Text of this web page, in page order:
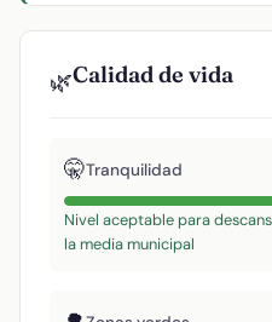
🌿Calidad de vida
🤫Tranquilidad
Nivel aceptable para
la media municipal